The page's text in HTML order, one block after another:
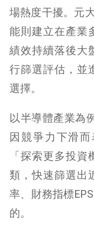
場熱度干擾。元
能則建立在產業
績效持續落後大
行篩選評估，並
選擇。
以半導體產業為
因競爭力下滑
「探索更多投
類 ，快速篩選出
率、 財務指標
的。